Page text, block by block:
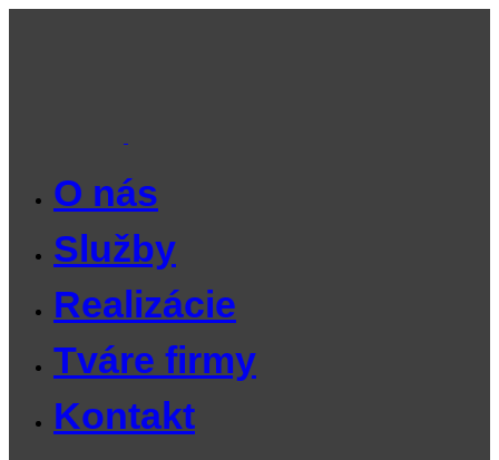
O nás
Služby
Realizácie
Tváre firmy
Kontakt